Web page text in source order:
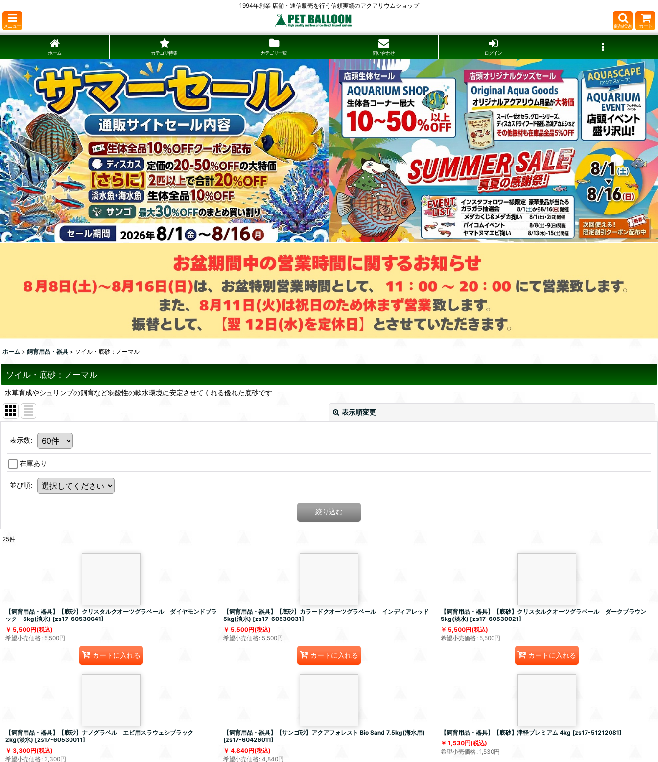
1994年創業 店舗・通信販売を行う信頼実績のアクアリウムショップ
メニュー 商品検索 カート
ホーム カテゴリ特集 カテゴリ一覧 問い合わせ ログイン
ホーム > 飼育用品・器具 > ソイル・底砂：ノーマル
ソイル・底砂：ノーマル
水草育成やシュリンプの飼育など弱酸性の軟水環境に安定させてくれる優れた底砂です
表示順変更
表示数:
在庫あり
並び順:
絞り込む
25件
【飼育用品・器具】【底砂】クリスタルクオーツグラベール ダイヤモンドブラ
ック 5kg(淡水) [zs17-60530041]
5,500円(税込)
希望小売価格: 5,500円
カートに入れる
【飼育用品・器具】【底砂】カラードクオーツグラベール インディアレッド
5kg(淡水) [zs17-60530031]
5,500円(税込)
希望小売価格: 5,500円
カートに入れる
【飼育用品・器具】【底砂】クリスタルクオーツグラベール ダークブラウン
5kg(淡水) [zs17-60530021]
5,500円(税込)
希望小売価格: 5,500円
カートに入れる
【飼育用品・器具】【底砂】ナノグラベル エビ用スラウェシブラック
2kg(淡水) [zs17-60530011]
3,300円(税込)
希望小売価格: 3,300円
【飼育用品・器具】【サンゴ砂】アクアフォレスト Bio Sand 7.5kg(海水用)
[zs17-60426011]
4,840円(税込)
希望小売価格: 4,840円
【飼育用品・器具】【底砂】津軽プレミアム 4kg [zs17-51212081]
1,530円(税込)
希望小売価格: 1,530円